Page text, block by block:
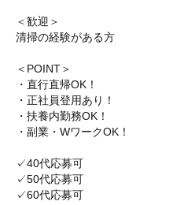
＜歓迎＞
清掃の経験がある方
＜POINT＞
・直行直帰OK！
・正社員登用あり！
・扶養内勤務OK！
・副業・WワークOK！
✓40代応募可
✓50代応募可
✓60代応募可